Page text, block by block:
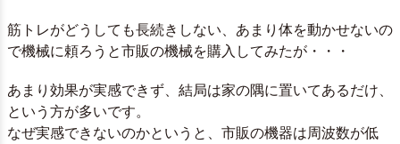
筋トレがどうしても長続きしない、あまり体を動かせないの
で機械に頼ろうと市販の機械を購入してみたが・・・
あまり効果が実感できず、結局は家の隅に置いてあるだけ、
という方が多いです。
なぜ実感できないのかというと、市販の機器は周波数が低